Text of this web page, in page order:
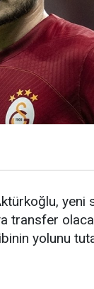
yeni
transfer
yolunu